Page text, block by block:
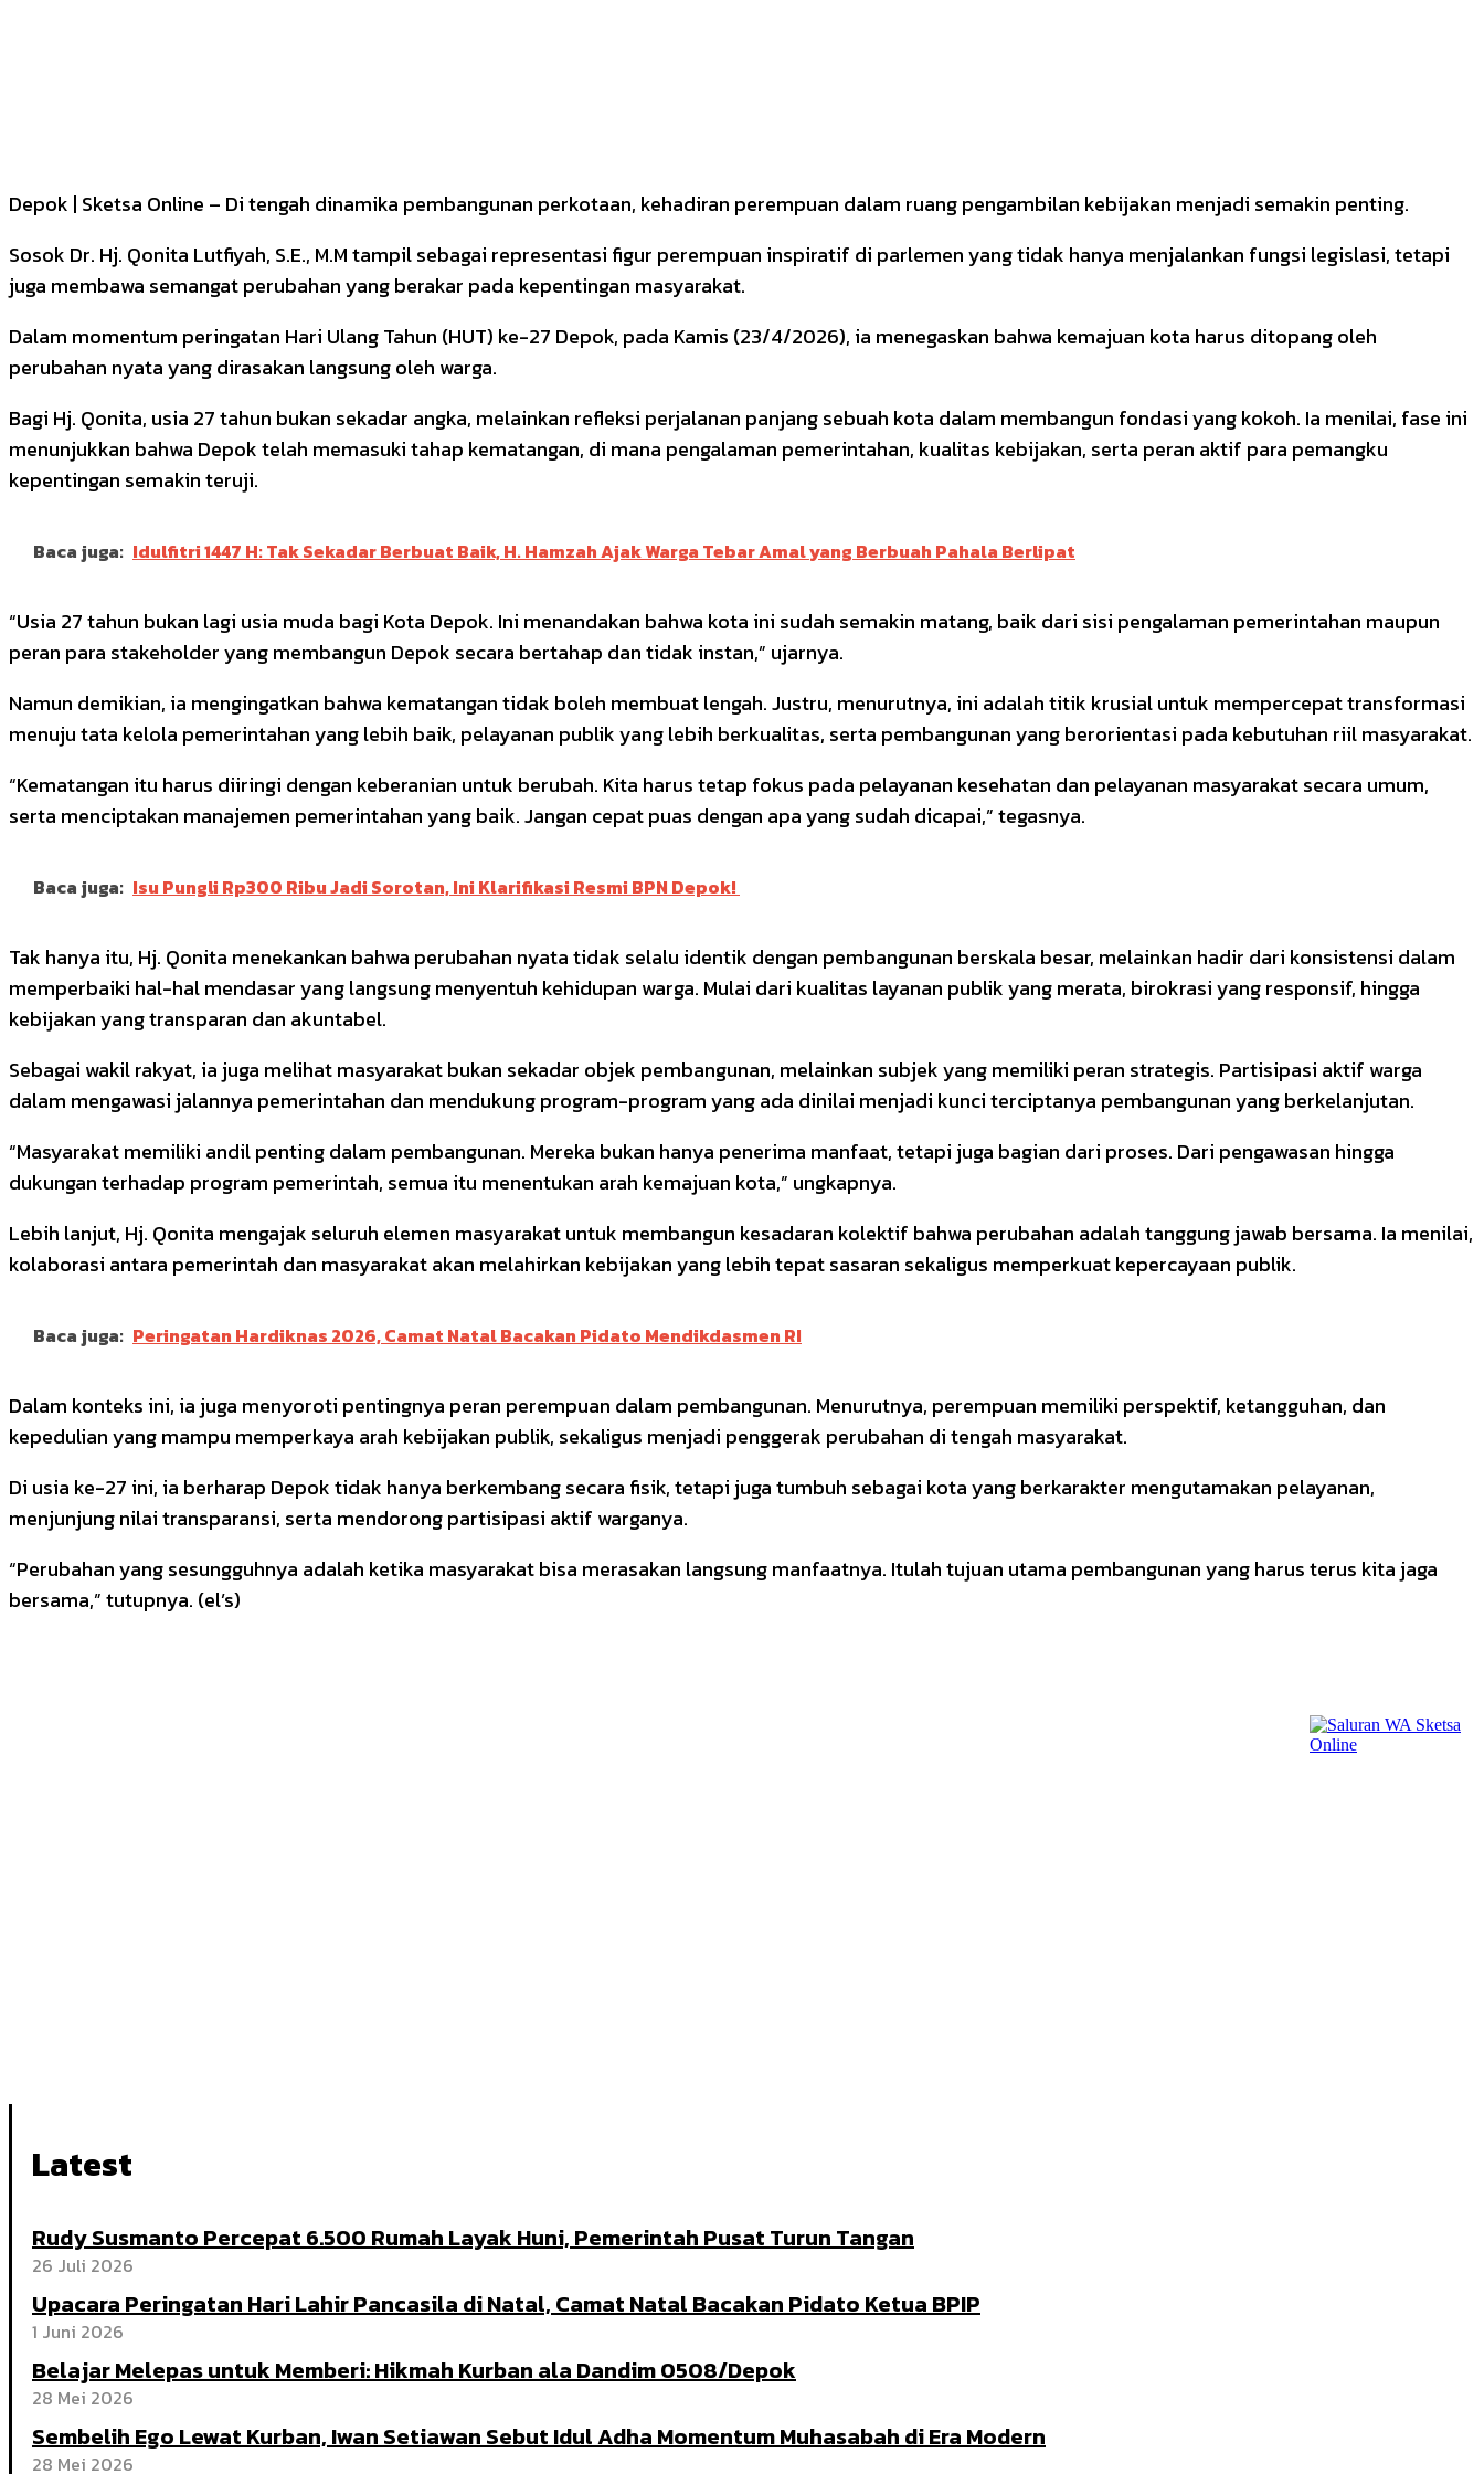
Depok | Sketsa Online – Di tengah dinamika pembangunan perkotaan, kehadiran perempuan dalam ruang pengambilan kebijakan menjadi semakin penting.
Sosok Dr. Hj. Qonita Lutfiyah, S.E., M.M tampil sebagai representasi figur perempuan inspiratif di parlemen yang tidak hanya menjalankan fungsi legislasi, tetapi
juga membawa semangat perubahan yang berakar pada kepentingan masyarakat.
Dalam momentum peringatan Hari Ulang Tahun (HUT) ke-27 Depok, pada Kamis (23/4/2026), ia menegaskan bahwa kemajuan kota harus ditopang oleh
perubahan nyata yang dirasakan langsung oleh warga.
Bagi Hj. Qonita, usia 27 tahun bukan sekadar angka, melainkan refleksi perjalanan panjang sebuah kota dalam membangun fondasi yang kokoh. Ia menilai, fase ini
menunjukkan bahwa Depok telah memasuki tahap kematangan, di mana pengalaman pemerintahan, kualitas kebijakan, serta peran aktif para pemangku
kepentingan semakin teruji.
Baca juga: Idulfitri 1447 H: Tak Sekadar Berbuat Baik, H. Hamzah Ajak Warga Tebar Amal yang Berbuah Pahala Berlipat
“Usia 27 tahun bukan lagi usia muda bagi Kota Depok. Ini menandakan bahwa kota ini sudah semakin matang, baik dari sisi pengalaman pemerintahan maupun
peran para stakeholder yang membangun Depok secara bertahap dan tidak instan,” ujarnya.
Namun demikian, ia mengingatkan bahwa kematangan tidak boleh membuat lengah. Justru, menurutnya, ini adalah titik krusial untuk mempercepat transformasi
menuju tata kelola pemerintahan yang lebih baik, pelayanan publik yang lebih berkualitas, serta pembangunan yang berorientasi pada kebutuhan riil masyarakat.
“Kematangan itu harus diiringi dengan keberanian untuk berubah. Kita harus tetap fokus pada pelayanan kesehatan dan pelayanan masyarakat secara umum,
serta menciptakan manajemen pemerintahan yang baik. Jangan cepat puas dengan apa yang sudah dicapai,” tegasnya.
Baca juga: Isu Pungli Rp300 Ribu Jadi Sorotan, Ini Klarifikasi Resmi BPN Depok!
Tak hanya itu, Hj. Qonita menekankan bahwa perubahan nyata tidak selalu identik dengan pembangunan berskala besar, melainkan hadir dari konsistensi dalam
memperbaiki hal-hal mendasar yang langsung menyentuh kehidupan warga. Mulai dari kualitas layanan publik yang merata, birokrasi yang responsif, hingga
kebijakan yang transparan dan akuntabel.
Sebagai wakil rakyat, ia juga melihat masyarakat bukan sekadar objek pembangunan, melainkan subjek yang memiliki peran strategis. Partisipasi aktif warga
dalam mengawasi jalannya pemerintahan dan mendukung program-program yang ada dinilai menjadi kunci terciptanya pembangunan yang berkelanjutan.
“Masyarakat memiliki andil penting dalam pembangunan. Mereka bukan hanya penerima manfaat, tetapi juga bagian dari proses. Dari pengawasan hingga
dukungan terhadap program pemerintah, semua itu menentukan arah kemajuan kota,” ungkapnya.
Lebih lanjut, Hj. Qonita mengajak seluruh elemen masyarakat untuk membangun kesadaran kolektif bahwa perubahan adalah tanggung jawab bersama. Ia menilai,
kolaborasi antara pemerintah dan masyarakat akan melahirkan kebijakan yang lebih tepat sasaran sekaligus memperkuat kepercayaan publik.
Baca juga: Peringatan Hardiknas 2026, Camat Natal Bacakan Pidato Mendikdasmen RI
Dalam konteks ini, ia juga menyoroti pentingnya peran perempuan dalam pembangunan. Menurutnya, perempuan memiliki perspektif, ketangguhan, dan
kepedulian yang mampu memperkaya arah kebijakan publik, sekaligus menjadi penggerak perubahan di tengah masyarakat.
Di usia ke-27 ini, ia berharap Depok tidak hanya berkembang secara fisik, tetapi juga tumbuh sebagai kota yang berkarakter mengutamakan pelayanan,
menjunjung nilai transparansi, serta mendorong partisipasi aktif warganya.
“Perubahan yang sesungguhnya adalah ketika masyarakat bisa merasakan langsung manfaatnya. Itulah tujuan utama pembangunan yang harus terus kita jaga
bersama,” tutupnya. (el’s)
Latest
Rudy Susmanto Percepat 6.500 Rumah Layak Huni, Pemerintah Pusat Turun Tangan
26 Juli 2026
Upacara Peringatan Hari Lahir Pancasila di Natal, Camat Natal Bacakan Pidato Ketua BPIP
1 Juni 2026
Belajar Melepas untuk Memberi: Hikmah Kurban ala Dandim 0508/Depok
28 Mei 2026
Sembelih Ego Lewat Kurban, Iwan Setiawan Sebut Idul Adha Momentum Muhasabah di Era Modern
28 Mei 2026